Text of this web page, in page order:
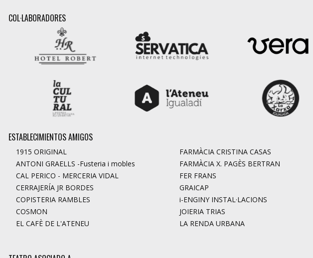
COL·LABORADORES
ESTABLECIMIENTOS AMIGOS
1915 ORIGINAL
ANTONI GRAELLS -Fusteria i mobles
CAL PERICO - MERCERIA VIDAL
CERRAJERÍA JR BORDES
COPISTERIA RAMBLES
COSMON
EL CAFÈ DE L'ATENEU
FARMÀCIA CRISTINA CASAS
FARMÀCIA X. PAGÈS BERTRAN
FER FRANS
GRAICAP
i-ENGINY INSTAL·LACIONS
JOIERIA TRIAS
LA RENDA URBANA